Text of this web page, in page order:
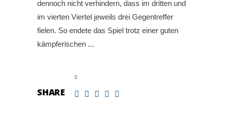
dennoch nicht verhindern, dass im dritten und
im vierten Viertel jeweils drei Gegentreffer
fielen. So endete das Spiel trotz einer guten
kämpferischen
SHARE